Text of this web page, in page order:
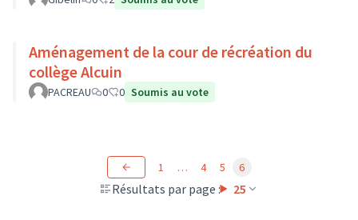
Aménagement de la cour de récréation du
collège Alcuin
PACREAU 0 0 Soumis au vote
Résultats par page : 25
1 … 4 5 6